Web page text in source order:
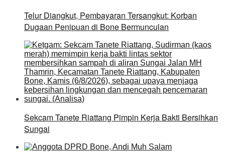
Telur Diangkut, Pembayaran Tersangkut: Korban
Dugaan Penipuan di Bone Bermunculan
Sekcam Tanete Riattang Pimpin Kerja Bakti Bersihkan
Sungai